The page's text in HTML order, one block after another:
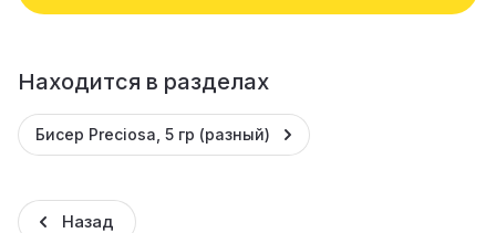
Находится в разделах
Бисер Preciosa, 5 гр (разный)
Назад